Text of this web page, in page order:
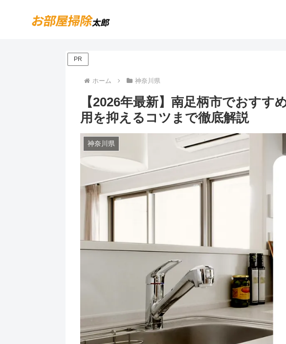
PR
ホーム 神奈川県
【2026年最新】南足柄市でおす
用を抑えるコツまで徹底解説
神奈川県